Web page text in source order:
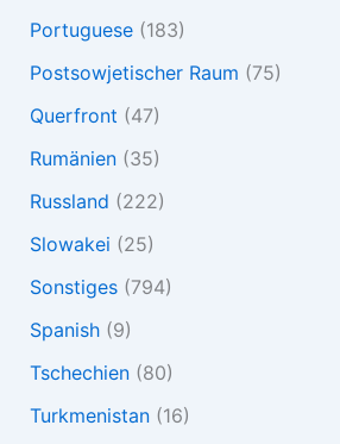
Portuguese(183)
Postsowjetischer Raum (75)
Querfront (47)
Rumänien(35)
Russland (222)
Slowakei (25)
Sonstiges(794)
Spanish(9)
Tschechien(80)
Turkmenistan(16)